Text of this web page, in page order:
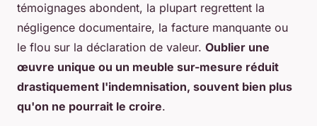
témoignages abondent, la plupart regrettent la
négligence documentaire, la facture manquante ou
le flou sur la déclaration de valeur. Oublier une
œuvre unique ou un meuble sur-mesure réduit
drastiquement l'indemnisation, souvent bien plus
qu'on ne pourrait le croire.